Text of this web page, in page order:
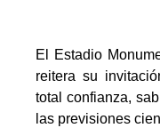
El Estadio
reitera su
total confianza,
las previsiones